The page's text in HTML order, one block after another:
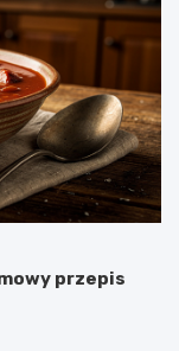
przepis